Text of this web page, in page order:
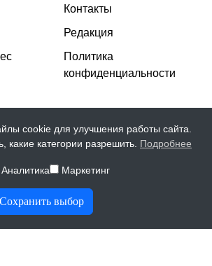
Контакты
Редакция
Политика
конфиденциальности
cookie для улучшения работы сайта.
какие категории разрешить. Подробнее
Аналитика Маркетинг
Сохранить выбор